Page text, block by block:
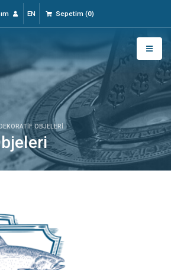
EN Sepetim (0)
OBJELERI